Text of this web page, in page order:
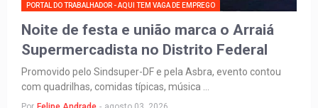
PORTAL DO TRABALHADOR - AQUI TEM VAGA DE EMPREGO
Noite de festa e união marca o Arraiá
Supermercadista no Distrito Federal
Promovido pelo Sindsuper-DF e pela Asbra, evento contou
com quadrilhas, comidas típicas, música …